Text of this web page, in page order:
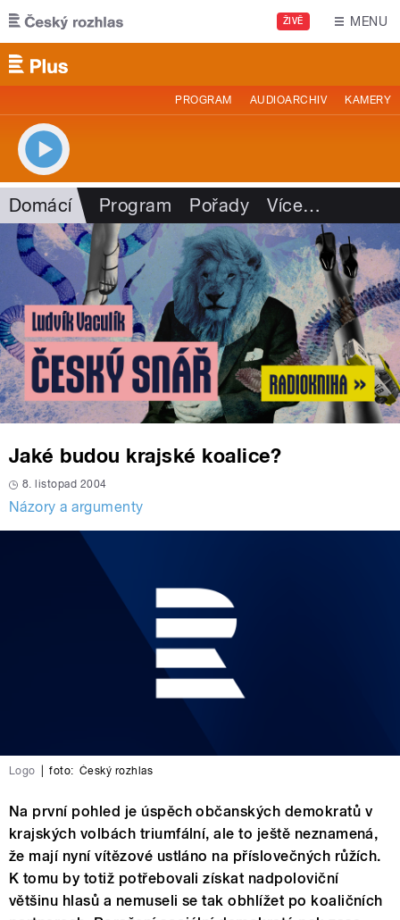
Přejít k hlavnímu obsahu
ŽIVĚ MENU
PROGRAM AUDIOARCHIV KAMERY
Domácí Program Pořady Více…
Jaké budou krajské koalice?
8. listopad 2004
Názory a argumenty
Logo foto: Český rozhlas
Na první pohled je úspěch občanských demokratů v
krajských volbách triumfální, ale to ještě neznamená,
že mají nyní vítězové ustláno na příslovečných růžích.
K tomu by totiž potřebovali získat nadpoloviční
většinu hlasů a nemuseli se tak obhlížet po koaličních